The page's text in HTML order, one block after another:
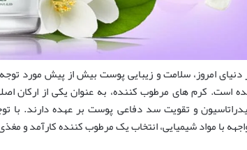
دنیای امروز، سلامت و زیبایی پوست بیش از پیش مورد
است. کرم های مرطوب کننده، به عنوان یکی از ارکان
و تقویت سد دفاعی پوست بر عهده دارند. با
با مواد شیمیایی، انتخاب یک مرطوب کننده کارآمد و